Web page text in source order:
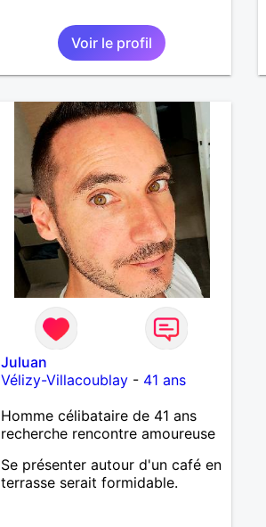
Voir le profil
Juluan
Vélizy-Villacoublay- 41 ans
Homme célibataire de 41 ans
recherche rencontre amoureuse
Se présenter autour d'un café en
terrasse serait formidable.